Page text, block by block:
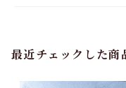
最近チェックした商